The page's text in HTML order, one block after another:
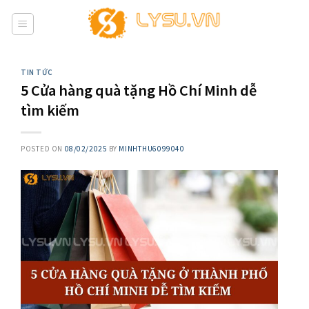
TIN TỨC
5 Cửa hàng quà tặng Hồ Chí Minh dễ
tìm kiếm
POSTED ON 08/02/2025 BY MINHTHU6099040